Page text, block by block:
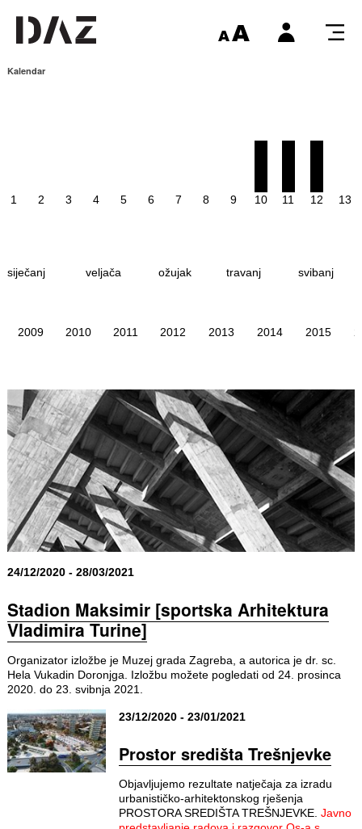
Kalendar
1 2 3 4 5 6 7 8 9 10 11 12 13
siječanj veljača ožujak travanj svibanj
2009 2010 2011 2012 2013 2014 2015
24/12/2020 - 28/03/2021
Stadion Maksimir [sportska Arhitektura
Vladimira Turine]
Organizator izložbe je Muzej grada Zagreba, a autorica je dr. sc.
Hela Vukadin Doronjga. Izložbu možete pogledati od 24. prosinca
2020. do 23. svibnja 2021.
23/12/2020 - 23/01/2021
Prostor središta Trešnjevke
Objavljujemo rezultate natječaja za izradu
urbanističko-arhitektonskog rješenja
PROSTORA SREDIŠTA TREŠNJEVKE. Javno